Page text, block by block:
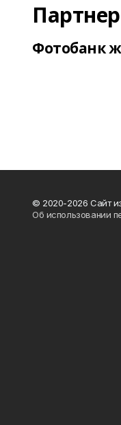
Фотобанк
© 2020-2026 Сайт
Об использовании